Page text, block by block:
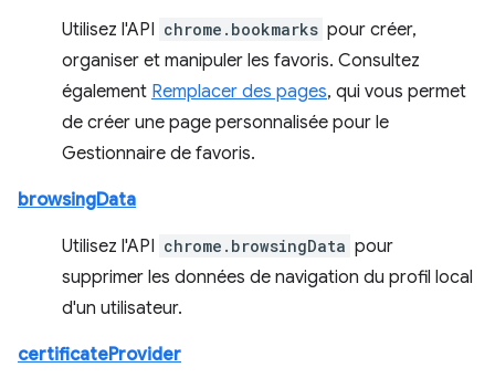
Utilisez l'API chrome.bookmarks pour créer,
organiser et manipuler les favoris. Consultez
également Remplacer des pages, qui vous permet
de créer une page personnalisée pour le
Gestionnaire de favoris.
browsingData
Utilisez l'API chrome.browsingData pour
supprimer les données de navigation du profil local
d'un utilisateur.
certificateProvider